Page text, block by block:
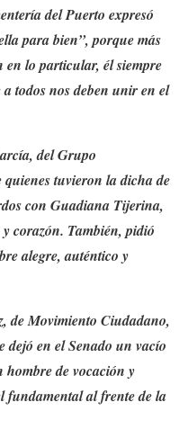
del Puerto expresó
para bien”, porque más
en lo particular, él siempre
todos nos deben unir en el
del Grupo
tuvieron la dicha de
con Guadiana Tijerina,
corazón. También, pidió
alegre, auténtico y
de Movimiento Ciudadano,
dejó en el Senado un vacío
de vocación y
fundamental al frente de la